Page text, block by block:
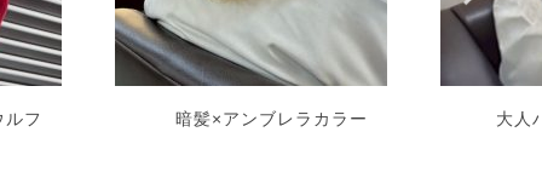
フ 暗髪×アンブレラカラー 大人